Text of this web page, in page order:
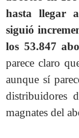
hasta llegar
siguió
los 53.847
parece claro
aunque sí
distribuidores
magnates del